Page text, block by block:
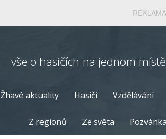
REKLAMA
vše o hasičích na jednom
Žhavé aktuality Hasiči Vzdělávání
Z regionů Ze světa Pozvánka